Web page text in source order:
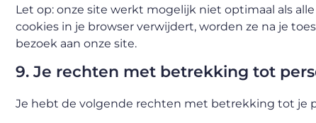
Let op: onze site werkt mogelijk niet optimaal als
cookies in je browser verwijdert, worden ze na je
bezoek aan onze site.
9. Je rechten met betrekking tot
Je hebt de volgende rechten met betrekking tot je